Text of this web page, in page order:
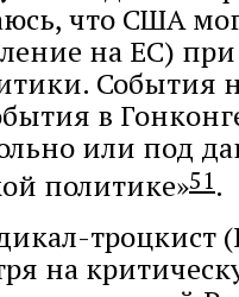
что США
на ЕС)
События
в
или под
политике»51.
троцкист
на